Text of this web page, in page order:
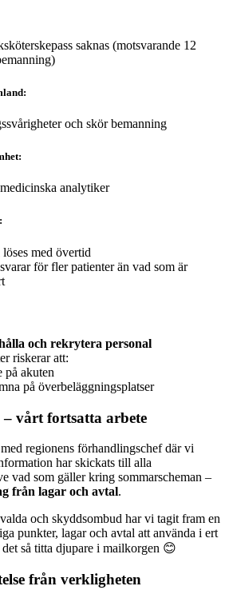
saknas (motsvarande 12
och skör bemanning
analytiker
med övertid
för fler patienter än vad som är
och rekrytera personal
riskerar att:
på akuten
på överbeläggningsplatser
vårt fortsatta arbete
regionens förhandlingschef där vi
har skickats till alla
vad som gäller kring sommarscheman –
från lagar och avtal.
och skyddsombud har vi tagit fram en
punkter, lagar och avtal att använda i ert
så titta djupare i mailkorgen 😊
från verkligheten